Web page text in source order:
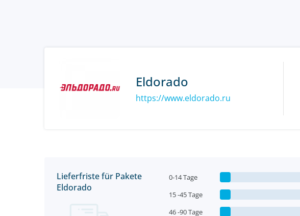
Eldorado
https://www.eldorado.ru
Lieferfriste für Pakete
Eldorado
0-14 Tage
15 -45 Tage
46 -90 Tage